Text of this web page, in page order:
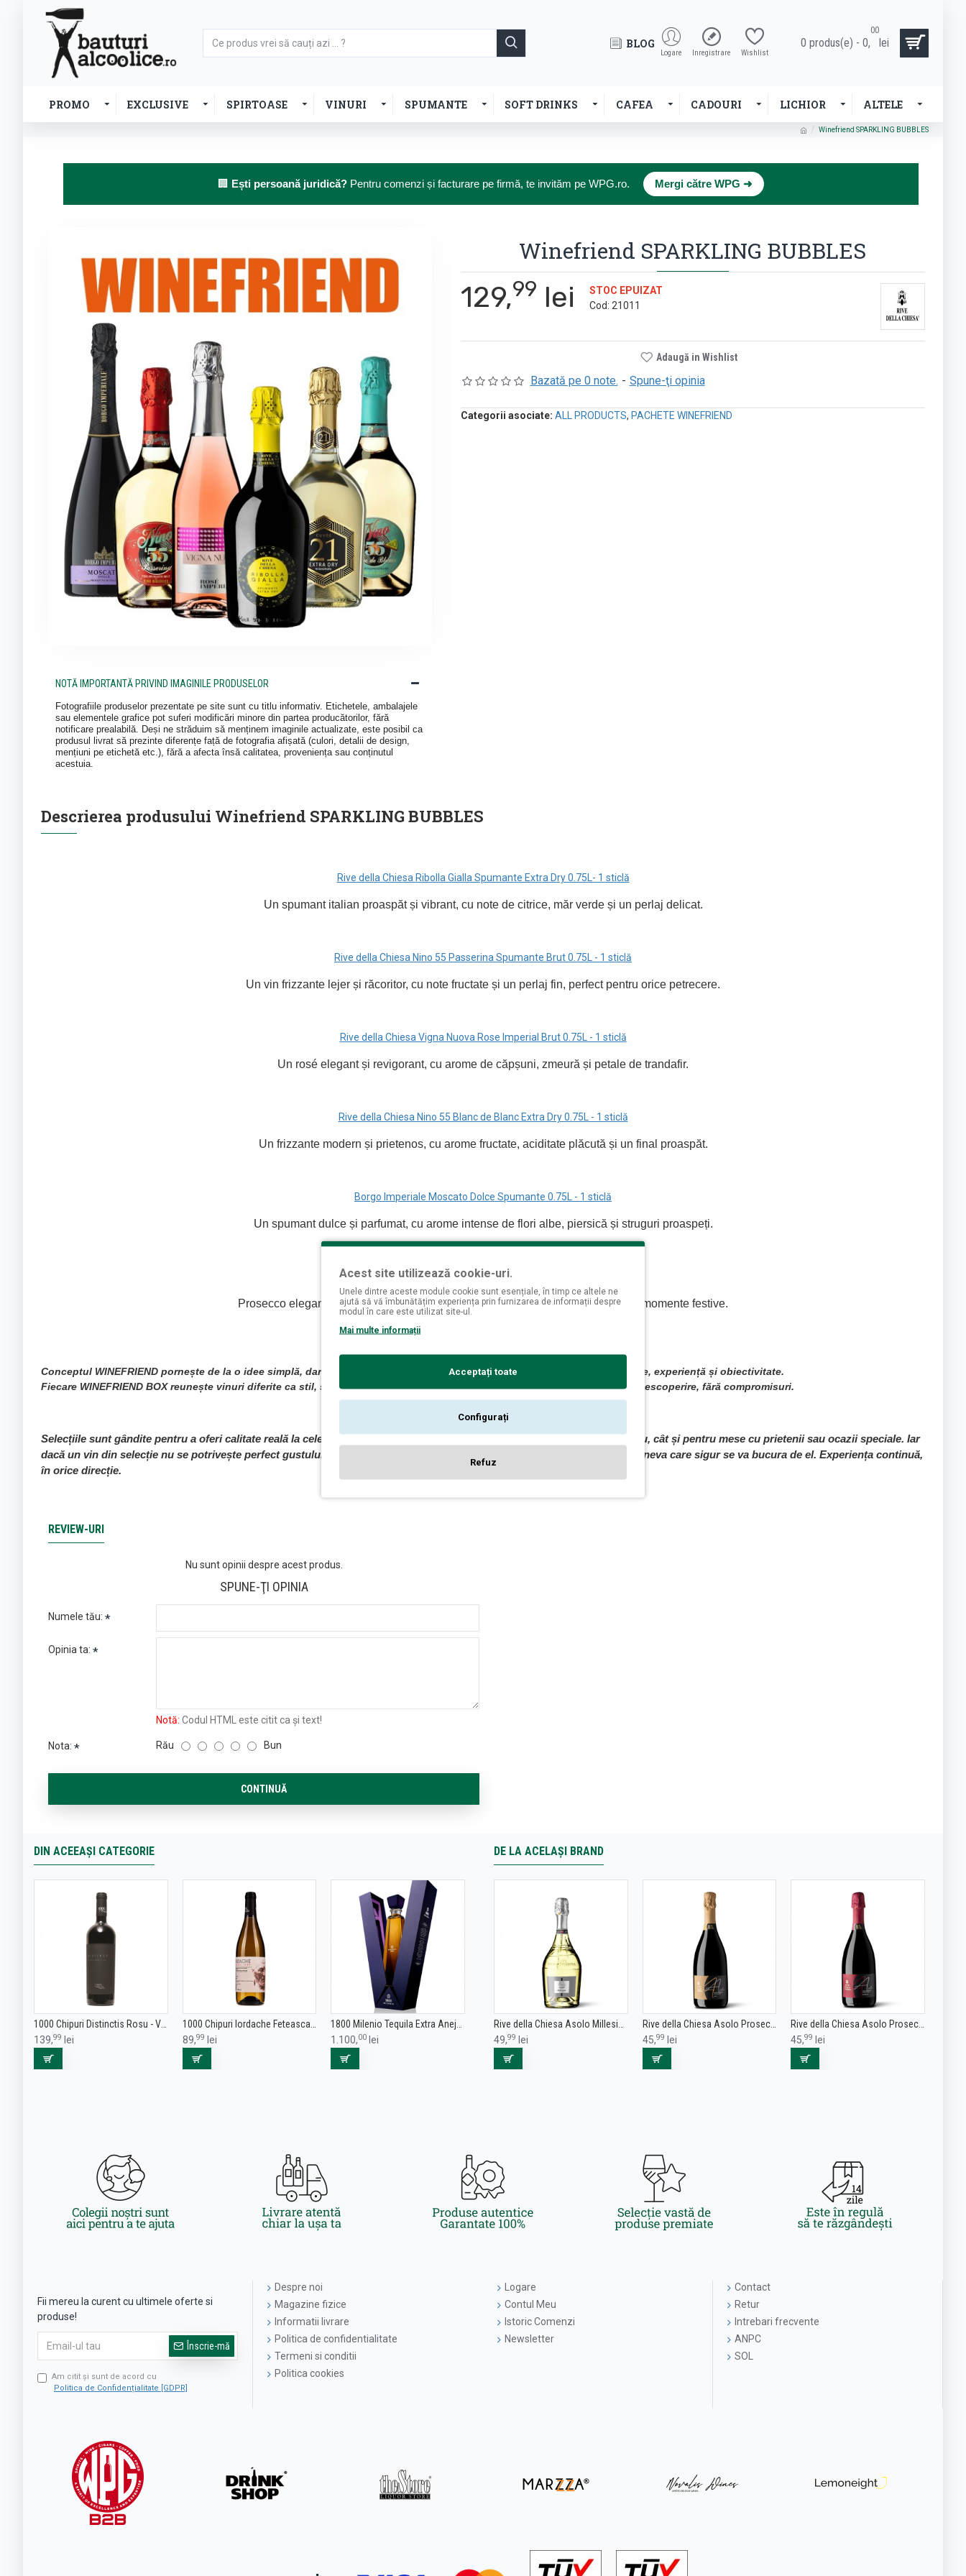
BLOG
Logare Inregistrare Wishlist
0 produs(e) - 0,
00
lei
PROMO EXCLUSIVE SPIRTOASE VINURI SPUMANTE SOFT DRINKS CAFEA CADOURI LICHIOR ALTELE
Winefriend SPARKLING BUBBLES
🏢 Ești persoană juridică? Pentru comenzi și facturare pe firmă, te invităm pe WPG.ro. Mergi către WPG ➜
NOTĂ IMPORTANTĂ PRIVIND IMAGINILE PRODUSELOR
Fotografiile produselor prezentate pe site sunt cu titlu informativ. Etichetele, ambalajele
sau elementele grafice pot suferi modificări minore din partea producătorilor, fără
notificare prealabilă. Deși ne străduim să menținem imaginile actualizate, este posibil ca
produsul livrat să prezinte diferențe față de fotografia afișată (culori, detalii de design,
mențiuni pe etichetă etc.), fără a afecta însă calitatea, proveniența sau conținutul
acestuia.
Winefriend SPARKLING BUBBLES
Bazată pe 0 note. - Spune-ţi opinia
129,99 lei
STOC EPUIZAT
Cod: 21011
Adaugă in Wishlist
Categorii asociate: ALL PRODUCTS, PACHETE WINEFRIEND
Descrierea produsului Winefriend SPARKLING BUBBLES
Rive della Chiesa Ribolla Gialla Spumante Extra Dry 0.75L- 1 sticlă
Un spumant italian proaspăt și vibrant, cu note de citrice, măr verde și un perlaj delicat.
Rive della Chiesa Nino 55 Passerina Spumante Brut 0.75L - 1 sticlă
Un vin frizzante lejer și răcoritor, cu note fructate și un perlaj fin, perfect pentru orice petrecere.
Rive della Chiesa Vigna Nuova Rose Imperial Brut 0.75L - 1 sticlă
Un rosé elegant și revigorant, cu arome de căpșuni, zmeură și petale de trandafir.
Rive della Chiesa Nino 55 Blanc de Blanc Extra Dry 0.75L - 1 sticlă
Un frizzante modern și prietenos, cu arome fructate, aciditate plăcută și un final proaspăt.
Borgo Imperiale Moscato Dolce Spumante 0.75L - 1 sticlă
Un spumant dulce și parfumat, cu arome intense de flori albe, piersică și struguri proaspeți.
Collezione 21 Cuvee Extra Dry Millesimato 0.75L - 1 sticlă
Prosecco elegant și echilibrat, cu arome de pere, mere și flori albe, ideal pentru momente festive.
Conceptul WINEFRIEND pornește de la o idee simplă, dar rar pusă în practică: cineva a făcut selecția în locul tău, cu atenție, experiență și obiectivitate.
Fiecare WINEFRIEND BOX reunește vinuri diferite ca stil, soi și origine, astfel încât să te bucuri de diversitate, echilibru și descoperire, fără compromisuri.
Selecțiile sunt gândite pentru a oferi calitate reală la cele mai mici prețuri posibile, fiind ideale atât pentru consum propriu, cât și pentru mese cu prietenii sau ocazii speciale. Iar
dacă un vin din selecție nu se potrivește perfect gustului personal, nimic nu este pierdut: devine cadoul perfect pentru cineva care sigur se va bucura de el. Experiența continuă,
în orice direcție.
REVIEW-URI
Nu sunt opinii despre acest produs.
SPUNE-ŢI OPINIA
Numele tău:
Opinia ta:
Notă: Codul HTML este citit ca şi text!
Nota: Rău Bun
CONTINUĂ
DIN ACEEAȘI CATEGORIE
139,99 lei
89,99 lei
1.100,00 lei
DE LA ACELAȘI BRAND
49,99 lei
Rive della Chiesa Asolo Prosecco Superiore DOCG Brut 0.75L
45,99 lei
45,99 lei
Fii mereu la curent cu ultimele oferte si
produse!
Înscrie-mă
Am citit şi sunt de acord cu
Politica de Confidențialitate [GDPR]
Despre noi
Magazine fizice
Informatii livrare
Politica de confidentialitate
Termeni si conditii
Politica cookies
Logare
Contul Meu
Istoric Comenzi
Newsletter
Contact
Retur
Intrebari frecvente
ANPC
SOL
Acest site utilizează cookie-uri.
Unele dintre aceste module cookie sunt esențiale, în timp ce altele ne
ajută să vă îmbunătățim experiența prin furnizarea de informații despre
modul în care este utilizat site-ul.
Mai multe informații
Acceptați toate
Configurați
Refuz